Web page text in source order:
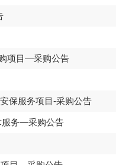
项目—采购公告
保服务项目-采购公告
服务—采购公告